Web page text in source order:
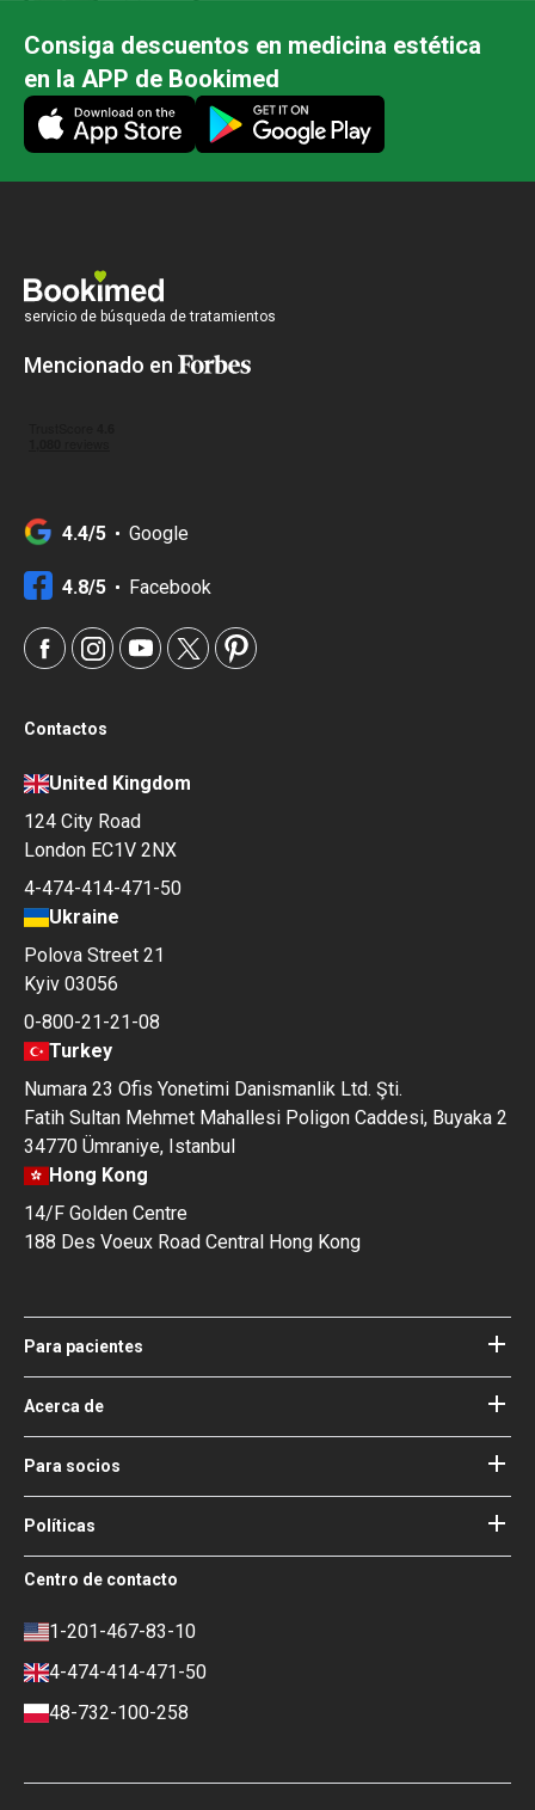
Consiga descuentos en medicina estética
en la APP de Bookimed
servicio de búsqueda de tratamientos
Mencionado en
4.4/5 Google
4.8/5 Facebook
Contactos
United Kingdom
124 City Road
London EC1V 2NX
4-474-414-471-50
Ukraine
Polova Street 21
Kyiv 03056
0-800-21-21-08
Turkey
Numara 23 Ofis Yonetimi Danismanlik Ltd. Şti.
Fatih Sultan Mehmet Mahallesi Poligon Caddesi, Buyaka 2
34770 Ümraniye, Istanbul
Hong Kong
14/F Golden Centre
188 Des Voeux Road Central Hong Kong
Para pacientes
Hospitales
Médicos
Blog
Guías
Sus garantías
Acerca de
Acerca de Bookimed
Cómo funciona
Nuestros médicos
Consejo de Asesoría Médica de
Bookimed
Impacto social y Medios de
Carrera
Contactos
Para socios
Agregue su hospital
Acceso para socios
Políticas
Términos de uso
Política de privacidad
Política de reseñas
Condiciones de pago y depósito
Política de clasificación
Política editorial
Centro de contacto
1-201-467-83-10
4-474-414-471-50
48-732-100-258